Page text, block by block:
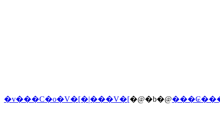
�v���C�o�V�[�|���V�[�@�b�@